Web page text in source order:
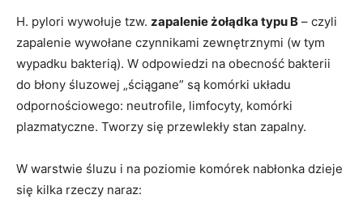
H. pylori wywołuje tzw. zapalenie żołądka typu B – czyli
zapalenie wywołane czynnikami zewnętrznymi (w tym
wypadku bakterią). W odpowiedzi na obecność bakterii
do błony śluzowej „ściągane” są komórki układu
odpornościowego: neutrofile, limfocyty, komórki
plazmatyczne. Tworzy się przewlekły stan zapalny.
W warstwie śluzu i na poziomie komórek nabłonka dzieje
się kilka rzeczy naraz: